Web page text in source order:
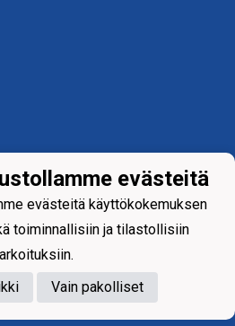
evästeitä
evästeitä käyttökokemuksen
toiminnallisiin ja tilastollisiin
Vain pakolliset